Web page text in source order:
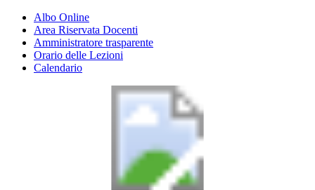
Albo Online
Area Riservata Docenti
Amministratore trasparente
Orario delle Lezioni
Calendario